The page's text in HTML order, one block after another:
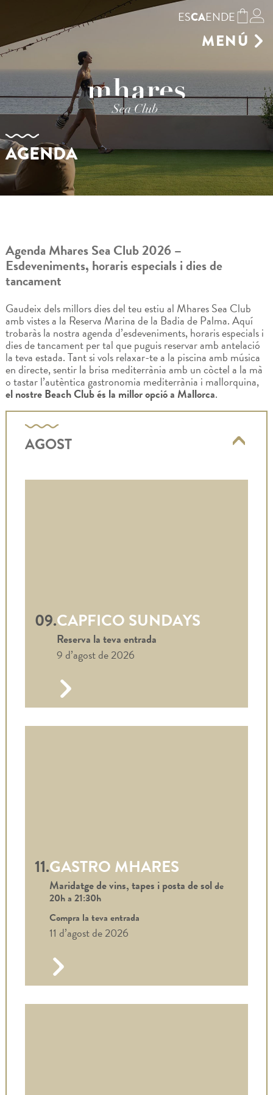
MENÚ
HAMAQUES
TENDA
RESERVAR
GALERIA
CELEBRA EL TEU
ESDEVENIMENT
AGENDA
ESCAENDE
AGENDA
Agenda Mhares Sea Club 2026 –
Esdeveniments, horaris especials i dies de
tancament
Gaudeix dels millors dies del teu estiu al Mhares Sea Club
amb vistes a la Reserva Marina de la Badia de Palma. Aquí
trobaràs la nostra agenda d’esdeveniments, horaris especials i
dies de tancament per tal que puguis reservar amb antelació
la teva estada. Tant si vols relaxar-te a la piscina amb música
en directe, sentir la brisa mediterrània amb un còctel a la mà
o tastar l’autèntica gastronomia mediterrània i mallorquina,
el nostre Beach Club és la millor opció a Mallorca.
AGOST
09.CAPFICO SUNDAYS
Reserva la teva entrada
9 d’agost de 2026
11.GASTRO MHARES
Maridatge de vins, tapes i posta de solde
20h a 21:30h
Compra la teva entrada
11 d’agost de 2026